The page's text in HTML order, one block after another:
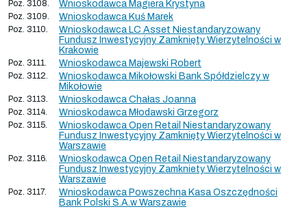
Poz. 3108. Wnioskodawca Magiera Krystyna
Poz. 3109. Wnioskodawca Kuś Marek
Poz. 3110.
Wnioskodawca LC Asset Niestandaryzowany
Fundusz Inwestycyjny Zamknięty Wierzytelności w
Krakowie
Poz. 3111. Wnioskodawca Majewski Robert
Poz. 3112.
Wnioskodawca Mikołowski Bank Spółdzielczy w
Mikołowie
Poz. 3113. Wnioskodawca Chałas Joanna
Poz. 3114. Wnioskodawca Młodawski Grzegorz
Poz. 3115.
Wnioskodawca Open Retail Niestandaryzowany
Fundusz Inwestycyjny Zamknięty Wierzytelności w
Warszawie
Poz. 3116.
Wnioskodawca Open Retail Niestandaryzowany
Fundusz Inwestycyjny Zamkniety Wierzytelności w
Warszawie
Poz. 3117.
Wnioskodawca Powszechna Kasa Oszczędności
Bank Polski S.A.w Warszawie